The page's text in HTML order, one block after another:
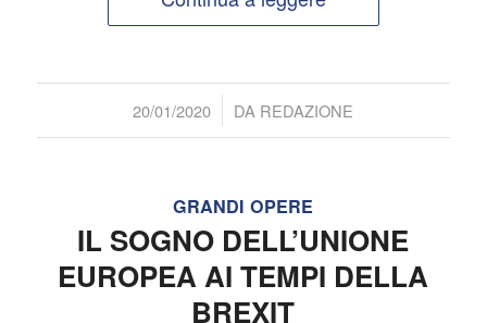
20/01/2020
/ DA REDAZIONE
GRANDI OPERE
IL SOGNO DELL’UNIONE
EUROPEA AI TEMPI DELLA
BREXIT